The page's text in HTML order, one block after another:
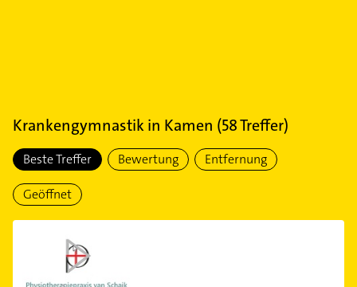
Krankengymnastikin Kamen (58Treffer)
Beste Treffer Bewertung Entfernung
Geöffnet